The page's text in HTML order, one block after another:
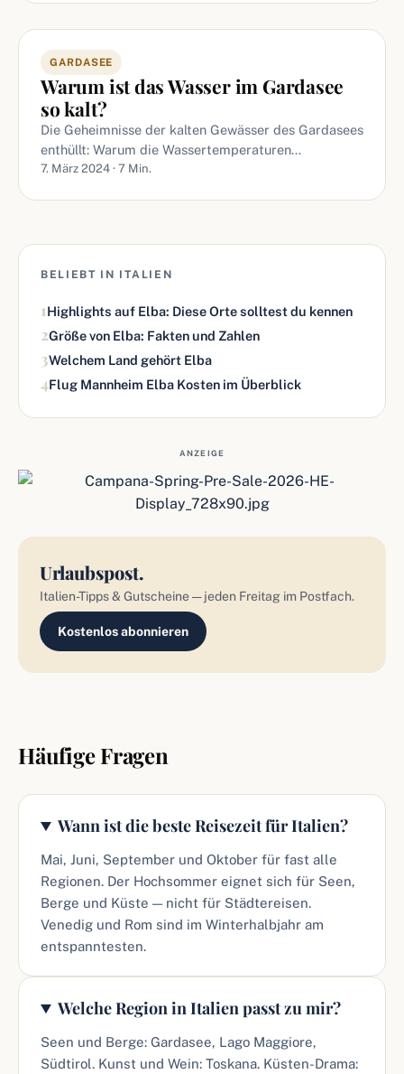
GARDASEE
Warum ist das Wasser im Gardasee
so kalt?
Die Geheimnisse der kalten Gewässer des Gardasees
enthüllt: Warum die Wassertemperaturen…
7. März 2024 · 7 Min.
BELIEBT IN ITALIEN
1Highlights auf Elba: Diese Orte solltest du kennen
2Größe von Elba: Fakten und Zahlen
3Welchem Land gehört Elba
4Flug Mannheim Elba Kosten im Überblick
ANZEIGE
Urlaubspost.
Italien-Tipps & Gutscheine — jeden Freitag im Postfach.
Kostenlos abonnieren
Häufige Fragen
Wann ist die beste Reisezeit für Italien?
Mai, Juni, September und Oktober für fast alle
Regionen. Der Hochsommer eignet sich für Seen,
Berge und Küste — nicht für Städtereisen.
Venedig und Rom sind im Winterhalbjahr am
entspanntesten.
Welche Region in Italien passt zu mir?
Seen und Berge: Gardasee, Lago Maggiore,
Südtirol. Kunst und Wein: Toskana. Küsten-Drama: